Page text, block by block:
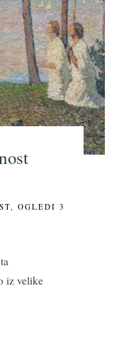
, OGLEDI 3
iz velike